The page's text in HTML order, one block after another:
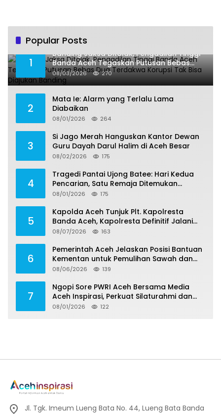
Popular Posts
1
Banding Jaksa Ditolak, Pengadilan Tinggi
Banda Aceh Tegaskan Putusan Bebas
Dua Terdakwa Korupsi Tak Bisa Diajukan
Banding
08/03/2026 270
2
Mata Ie: Alarm yang Terlalu Lama
Diabaikan
08/01/2026 264
3
Si Jago Merah Hanguskan Kantor Dewan
Guru Dayah Darul Halim di Aceh Besar
08/02/2026 175
4
Tragedi Pantai Ujong Batee: Hari Kedua
Pencarian, Satu Remaja Ditemukan
Meninggal, Tiga Korban Masih Dicari
08/01/2026 175
5
Kapolda Aceh Tunjuk Plt. Kapolresta
Banda Aceh, Kapolresta Definitif Jalani
Pemeriksaan di Mabes Polri
08/07/2026 163
6
Pemerintah Aceh Jelaskan Posisi Bantuan
Kementan untuk Pemulihan Sawah dan
Kebun
08/06/2026 139
7
Ngopi Sore PWRI Aceh Bersama Media
Aceh Inspirasi, Perkuat Silaturahmi dan
Wariskan Pengalaman Berharga
08/01/2026 122
Jl. Tgk. Imeum Lueng Bata No. 44, Lueng Bata Banda